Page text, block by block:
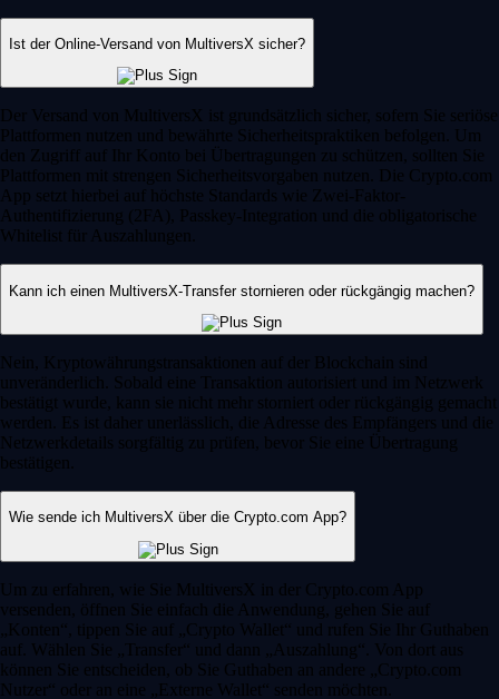
Ist der Online-Versand von MultiversX sicher?
Der Versand von MultiversX ist grundsätzlich sicher, sofern Sie seriöse
Plattformen nutzen und bewährte Sicherheitspraktiken befolgen. Um
den Zugriff auf Ihr Konto bei Übertragungen zu schützen, sollten Sie
Plattformen mit strengen Sicherheitsvorgaben nutzen. Die Crypto.com
App setzt hierbei auf höchste Standards wie Zwei-Faktor-
Authentifizierung (2FA), Passkey-Integration und die obligatorische
Whitelist für Auszahlungen.
Kann ich einen MultiversX-Transfer stornieren oder rückgängig machen?
Nein, Kryptowährungstransaktionen auf der Blockchain sind
unveränderlich. Sobald eine Transaktion autorisiert und im Netzwerk
bestätigt wurde, kann sie nicht mehr storniert oder rückgängig gemacht
werden. Es ist daher unerlässlich, die Adresse des Empfängers und die
Netzwerkdetails sorgfältig zu prüfen, bevor Sie eine Übertragung
bestätigen.
Wie sende ich MultiversX über die Crypto.com App?
Um zu erfahren, wie Sie MultiversX in der Crypto.com App
versenden, öffnen Sie einfach die Anwendung, gehen Sie auf
„Konten“, tippen Sie auf „Crypto Wallet“ und rufen Sie Ihr Guthaben
auf. Wählen Sie „Transfer“ und dann „Auszahlung“. Von dort aus
können Sie entscheiden, ob Sie Guthaben an andere „Crypto.com
Nutzer“ oder an eine „Externe Wallet“ senden möchten.